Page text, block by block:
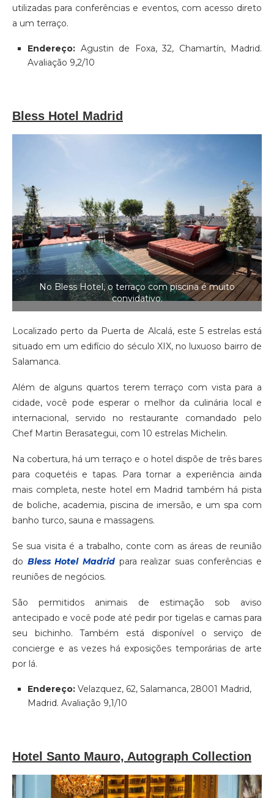
utilizadas para conferências e eventos, com acesso direto
a um terraço.
Endereço: Agustin de Foxa, 32, Chamartín, Madrid.
Avaliação 9,2/10
Bless Hotel Madrid
No Bless Hotel, o terraço com piscina é muito
convidativo.
Localizado perto da Puerta de Alcalá, este 5 estrelas está
situado em um edifício do século XIX, no luxuoso bairro de
Salamanca.
Além de alguns quartos terem terraço com vista para a
cidade, você pode esperar o melhor da culinária local e
internacional, servido no restaurante comandado pelo
Chef Martin Berasategui, com 10 estrelas Michelin.
Na cobertura, há um terraço e o hotel dispõe de três bares
para coquetéis e tapas. Para tornar a experiência ainda
mais completa, neste hotel em Madrid também há pista
de boliche, academia, piscina de imersão, e um spa com
banho turco, sauna e massagens.
Se sua visita é a trabalho, conte com as áreas de reunião
do Bless Hotel Madridpara realizar suas conferências e
reuniões de negócios.
São permitidos animais de estimação sob aviso
antecipado e você pode até pedir por tigelas e camas para
seu bichinho. Também está disponível o serviço de
concierge e as vezes há exposições temporárias de arte
por lá.
Endereço: Velazquez, 62, Salamanca, 28001 Madrid,
Madrid. Avaliação 9,1/10
Hotel Santo Mauro, Autograph Collection